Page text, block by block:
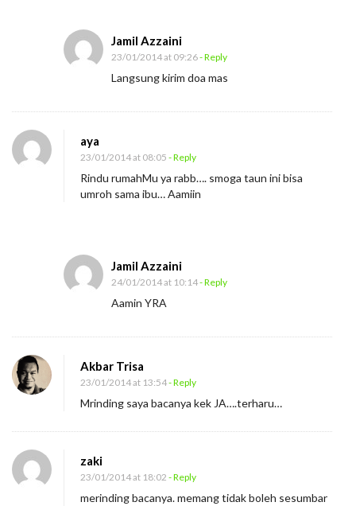
Jamil Azzaini
23/01/2014 at 09:26- Reply
Langsung kirim doa mas
aya
23/01/2014 at 08:05 - Reply
Rindu rumahMu ya rabb…. smoga taun ini bisa
umroh sama ibu… Aamiin
Jamil Azzaini
24/01/2014 at 10:14- Reply
Aamin YRA
Akbar Trisa
23/01/2014 at 13:54- Reply
Mrinding saya bacanya kek JA….terharu…
zaki
23/01/2014 at 18:02 - Reply
merinding bacanya. memang tidak boleh sesumbar